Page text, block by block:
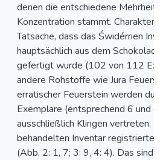
denen die entschiedene Mehrheit
Konzentration stammt.
Tatsache, dass das Świdérrien
hauptsächlich aus dem
gefertigt wurde (102 von 112
andere Rohstoffe wie Jura
erratischer Feuerstein werden
Exemplare (entsprechend 6 und
ausschließlich Klingen vertreten. Im
behandelten Inventar registrierte
(Abb. 2: 1, 7; 3: 9, 4: 4). Das sind